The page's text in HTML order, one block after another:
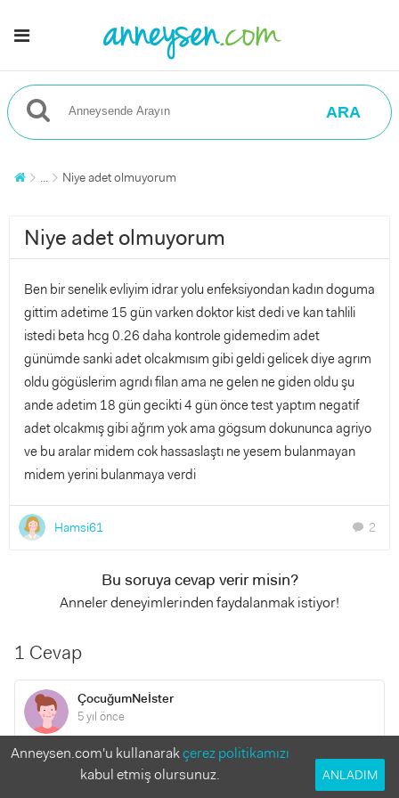
ARA
... Niye adet olmuyorum
Niye adet olmuyorum
Ben bir senelik evliyim idrar yolu enfeksiyondan kadın doguma
gittim adetime 15 gün varken doktor kist dedi ve kan tahlili
istedi beta hcg 0.26 daha kontrole gidemedim adet
günümde sanki adet olcakmısım gibi geldi gelicek diye agrım
oldu gögüslerim agrıdı filan ama ne gelen ne giden oldu şu
ande adetim 18 gün gecikti 4 gün önce test yaptım negatif
adet olcakmış gibi ağrım yok ama gögsum dokununca agriyo
ve bu aralar midem cok hassaslaştı ne yesem bulanmayan
midem yerini bulanmaya verdi
Hamsi61 chat 2
Bu soruya cevap verir misin?
Anneler deneyimlerinden faydalanmak istiyor!
1 Cevap
ÇocuğumNeİster
5 yıl önce
Merhaba. Tekrar doktora gitmenizde fayda var.
Anneysen.com'u kullanarakçerez politikamızı
kabul etmiş olursunuz.
ANLADIM